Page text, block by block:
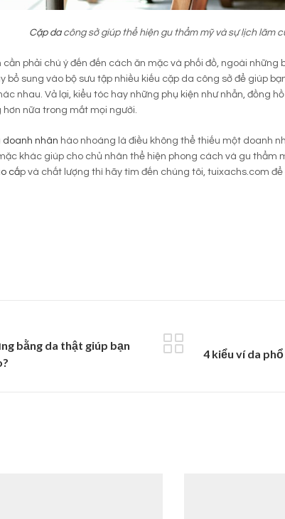
Cặp dacông sở giúp thể hiện gu thẩm mỹ và sự lịch lãm
phải chú ý đến đến cách ăn mặc và phối đồ, ngoài những
bổ sung vào bộ sưu tập nhiều kiếu cặp da công sở để giúp
nhau. Vả lại, kiểu tóc hay những phụ kiện như nhẫn, đồng
nữa trong mắt mọi người.
doanh nhân hào nhoáng là điều không thể thiếu một doanh
khác giúp cho chủ nhân thể hiện phong cách và gu thẩm
cấp và chất lượng thì hãy tìm đến chúng tôi, tuixachs.com
bằng da thật giúp bạn
4 kiểu ví da